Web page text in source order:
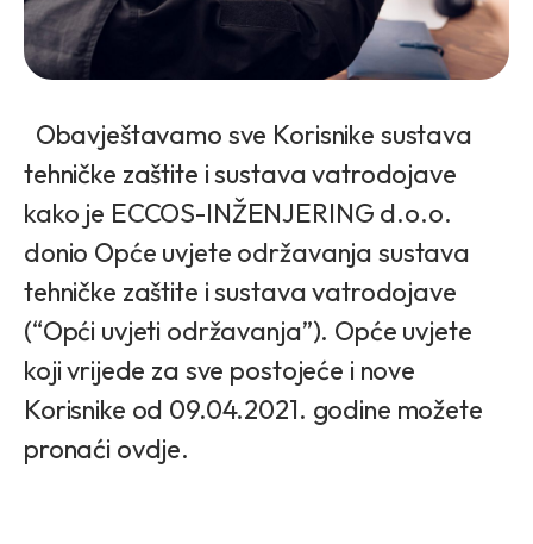
Obavještavamo sve Korisnike sustava
tehničke zaštite i sustava vatrodojave
kako je ECCOS-INŽENJERING d.o.o.
donio Opće uvjete održavanja sustava
tehničke zaštite i sustava vatrodojave
(“Opći uvjeti održavanja”). Opće uvjete
koji vrijede za sve postojeće i nove
Korisnike od 09.04.2021. godine možete
pronaći ovdje.